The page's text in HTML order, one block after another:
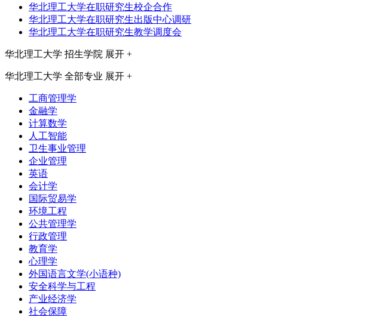
华北理工大学在职研究生校企合作
华北理工大学在职研究生出版中心调研
华北理工大学在职研究生教学调度会
华北理工大学 招生学院 展开 +
华北理工大学 全部专业 展开 +
工商管理学
金融学
计算数学
人工智能
卫生事业管理
企业管理
英语
会计学
国际贸易学
环境工程
公共管理学
行政管理
教育学
心理学
外国语言文学(小语种)
安全科学与工程
产业经济学
社会保障